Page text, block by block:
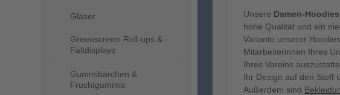
Gläser
Greenscreen-Roll-ups & -
Faltdisplays
Gummibärchen &
Fruchtgummis
Unsere Damen-
hohe Qualität und ein
Variante unserer
Mitarbeiterinnen Ihres
Ihres Vereins
Ihr Design auf den Stoff
Außerdem sind